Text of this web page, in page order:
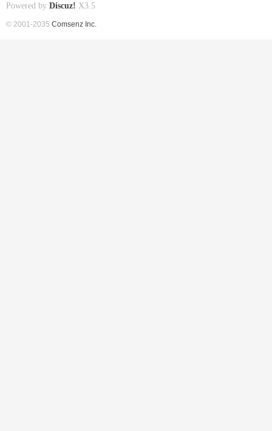
Powered by Discuz! X3.5
© 2001-2035 Comsenz Inc.